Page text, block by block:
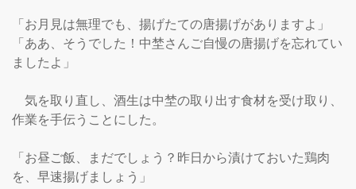
「お月見は無理でも、揚げたての唐揚げがありますよ」
「ああ、そうでした！中埜さんご自慢の唐揚げを忘れてい
ましたよ」
気を取り直し、酒生は中埜の取り出す食材を受け取り、
作業を手伝うことにした。
「お昼ご飯、まだでしょう？昨日から漬けておいた鶏肉
を、早速揚げましょう」